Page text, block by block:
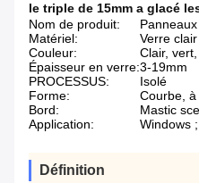
le triple de 15mm a glacé
Nom de produit:
Matériel:
Verre clair
Couleur:
Clair,
Épaisseur en verre:3-19mm
PROCESSUS:
Isolé
Forme:
Courbe, à
Bord:
Mastic
Application:
Windows
Définition